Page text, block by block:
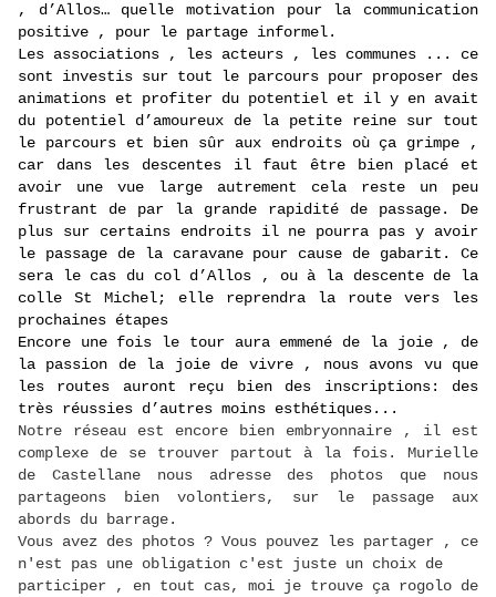
, d’Allos… quelle motivation pour la communication
positive , pour le partage informel.
Les associations , les acteurs , les communes ... ce
sont investis sur tout le parcours pour proposer des
animations et profiter du potentiel et il y en avait
du potentiel d’amoureux de la petite reine sur tout
le parcours et bien sûr aux endroits où ça grimpe ,
car dans les descentes il faut être bien placé et
avoir une vue large autrement cela reste un peu
frustrant de par la grande rapidité de passage. De
plus sur certains endroits il ne pourra pas y avoir
le passage de la caravane pour cause de gabarit. Ce
sera le cas du col d’Allos , ou à la descente de la
colle St Michel; elle reprendra la route vers les
prochaines étapes
Encore une fois le tour aura emmené de la joie , de
la passion de la joie de vivre , nous avons vu que
les routes auront reçu bien des inscriptions: des
très réussies d’autres moins esthétiques...
Notre réseau est encore bien embryonnaire , il est
complexe de se trouver partout à la fois. Murielle
de Castellane nous adresse des photos que nous
partageons bien volontiers, sur le passage aux
abords du barrage.
Vous avez des photos ? Vous pouvez les partager , ce
n'est pas une obligation c'est juste un choix de
participer , en tout cas, moi je trouve ça rogolo de